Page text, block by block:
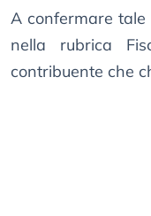
A confermare tale
nella rubrica
contribuente che